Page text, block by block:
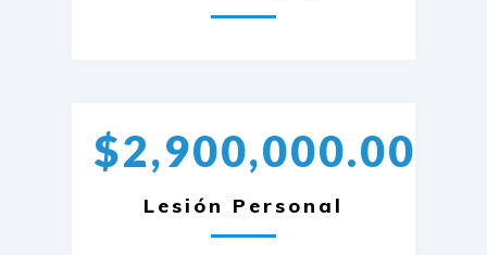
$2,900,000.00
Lesión Personal